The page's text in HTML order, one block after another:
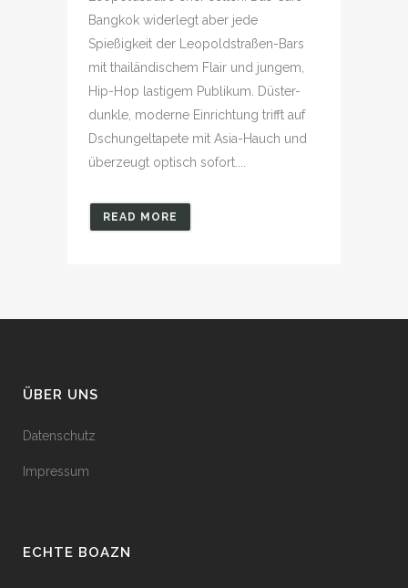
Bangkok widerlegt aber jede
Spießigkeit der Leopoldstraßen-Bars
mit thailändischem Flair und jungem,
Hip-Hop lastigem Publikum. Düster-
dunkle, moderne Einrichtung trifft auf
Dschungeltapete mit Asia-Hauch und
überzeugt optisch sofort....
READ MORE
ÜBER UNS
Datenschutz
Impressum
ECHTE BOAZN